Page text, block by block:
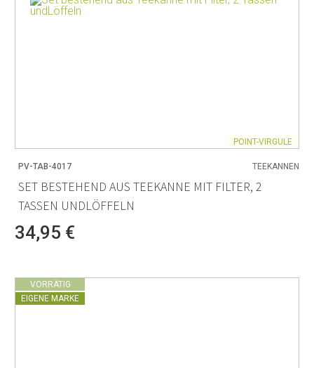
POINT-VIRGULE
PV-TAB-4017 TEEKANNEN
SET BESTEHEND AUS TEEKANNE MIT FILTER, 2
TASSEN UNDLÖFFELN
34,95 €
VORRÄTIG
EIGENE MARKE